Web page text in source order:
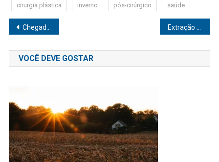
cirurgia plástica
inverno pós-cirúrgico saúde
Navegação
de
Post
Chegada do outono acende alerta para doenças respiratórias
VOCÊ DEVE GOSTAR